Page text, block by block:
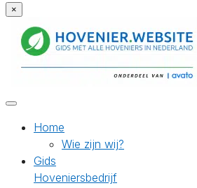
×
Home
Wie zijn wij?
Gids
Hoveniersbedrijf